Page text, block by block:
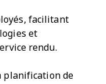
facilitant
et
rendu.
planification de